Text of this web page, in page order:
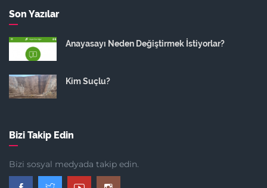
Son Yazılar
Anayasayı Neden Değiştirmek İstiyorlar?
Kim Suçlu?
Bizi Takip Edin
Bizi sosyal medyada takip edin.